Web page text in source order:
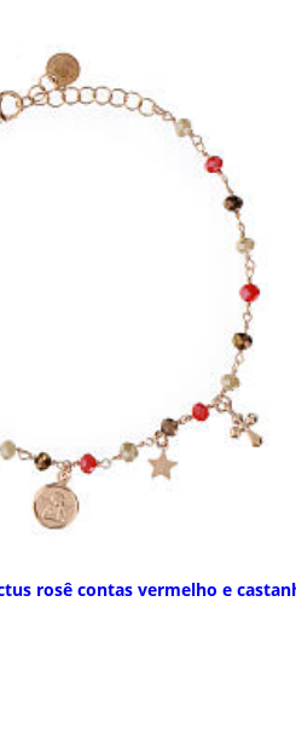
rosê contas vermelho e